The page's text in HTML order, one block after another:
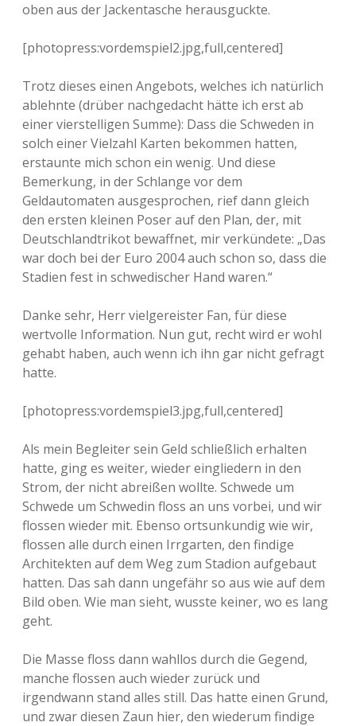
oben aus der Jackentasche herausguckte.
[photopress:vordemspiel2.jpg,full,centered]
Trotz dieses einen Angebots, welches ich natürlich
ablehnte (drüber nachgedacht hätte ich erst ab
einer vierstelligen Summe): Dass die Schweden in
solch einer Vielzahl Karten bekommen hatten,
erstaunte mich schon ein wenig. Und diese
Bemerkung, in der Schlange vor dem
Geldautomaten ausgesprochen, rief dann gleich
den ersten kleinen Poser auf den Plan, der, mit
Deutschlandtrikot bewaffnet, mir verkündete: „Das
war doch bei der Euro 2004 auch schon so, dass die
Stadien fest in schwedischer Hand waren.“
Danke sehr, Herr vielgereister Fan, für diese
wertvolle Information. Nun gut, recht wird er wohl
gehabt haben, auch wenn ich ihn gar nicht gefragt
hatte.
[photopress:vordemspiel3.jpg,full,centered]
Als mein Begleiter sein Geld schließlich erhalten
hatte, ging es weiter, wieder eingliedern in den
Strom, der nicht abreißen wollte. Schwede um
Schwede um Schwedin floss an uns vorbei, und wir
flossen wieder mit. Ebenso ortsunkundig wie wir,
flossen alle durch einen Irrgarten, den findige
Architekten auf dem Weg zum Stadion aufgebaut
hatten. Das sah dann ungefähr so aus wie auf dem
Bild oben. Wie man sieht, wusste keiner, wo es lang
geht.
Die Masse floss dann wahllos durch die Gegend,
manche flossen auch wieder zurück und
irgendwann stand alles still. Das hatte einen Grund,
und zwar diesen Zaun hier, den wiederum findige